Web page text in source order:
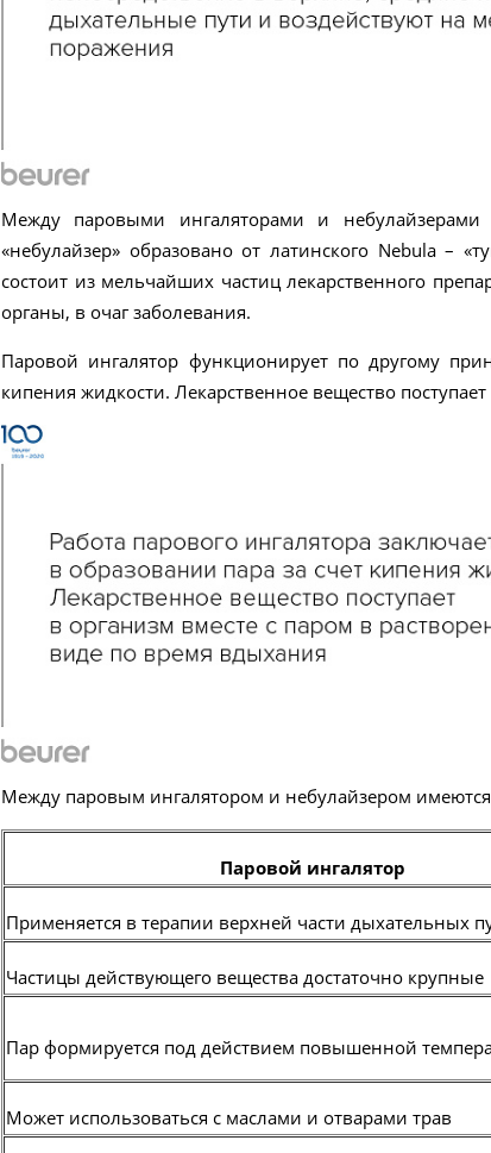
Между паровыми ингаляторами и
«небулайзер» образовано от латинского Nebula –
состоит из мельчайших частиц лекарственного
органы, в очаг заболевания.
Паровой ингалятор функционирует по другому
кипения жидкости. Лекарственное вещество
Между паровым ингалятором и небулайзером
Паровой ингалятор
Применяется в терапии верхней части дыхательных
Частицы действующего вещества достаточно крупные
Пар формируется под действием повышенной
Может использоваться с маслами и отварами трав